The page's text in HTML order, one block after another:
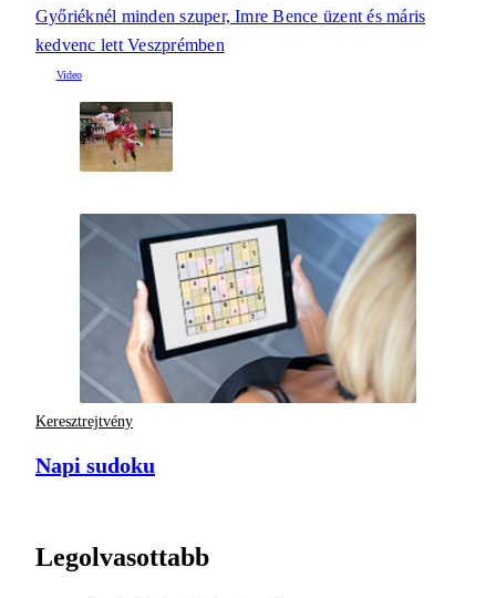
Győriéknél minden szuper, Imre Bence üzent és máris
kedvenc lett Veszprémben
Keresztrejtvény
Napi sudoku
Legolvasottabb